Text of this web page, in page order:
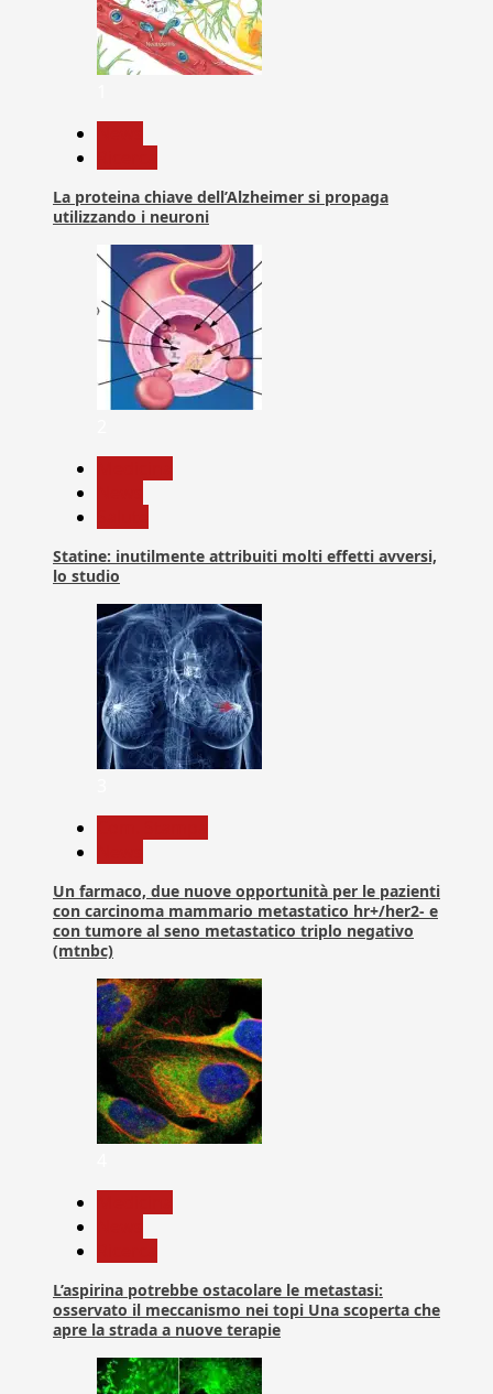
La proteina chiave dell’Alzheimer si propaga
utilizzando i neuroni
Statine: inutilmente attribuiti molti effetti avversi,
lo studio
Un farmaco, due nuove opportunità per le pazienti
con carcinoma mammario metastatico hr+/her2- e
con tumore al seno metastatico triplo negativo
(mtnbc)
L’aspirina potrebbe ostacolare le metastasi:
osservato il meccanismo nei topi Una scoperta che
apre la strada a nuove terapie